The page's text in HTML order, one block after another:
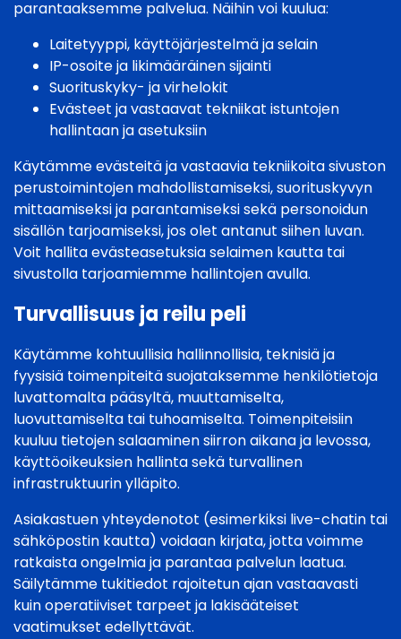
parantaaksemme palvelua. Näihin voi kuulua:
Laitetyyppi, käyttöjärjestelmä ja selain
IP-osoite ja likimääräinen sijainti
Suorituskyky- ja virhelokit
Evästeet ja vastaavat tekniikat istuntojen
hallintaan ja asetuksiin
Käytämme evästeitä ja vastaavia tekniikoita sivuston
perustoimintojen mahdollistamiseksi, suorituskyvyn
mittaamiseksi ja parantamiseksi sekä personoidun
sisällön tarjoamiseksi, jos olet antanut siihen luvan.
Voit hallita evästeasetuksia selaimen kautta tai
sivustolla tarjoamiemme hallintojen avulla.
Turvallisuus ja reilu peli
Käytämme kohtuullisia hallinnollisia, teknisiä ja
fyysisiä toimenpiteitä suojataksemme henkilötietoja
luvattomalta pääsyltä, muuttamiselta,
luovuttamiselta tai tuhoamiselta. Toimenpiteisiin
kuuluu tietojen salaaminen siirron aikana ja levossa,
käyttöoikeuksien hallinta sekä turvallinen
infrastruktuurin ylläpito.
Asiakastuen yhteydenotot (esimerkiksi live-chatin tai
sähköpostin kautta) voidaan kirjata, jotta voimme
ratkaista ongelmia ja parantaa palvelun laatua.
Säilytämme tukitiedot rajoitetun ajan vastaavasti
kuin operatiiviset tarpeet ja lakisääteiset
vaatimukset edellyttävät.